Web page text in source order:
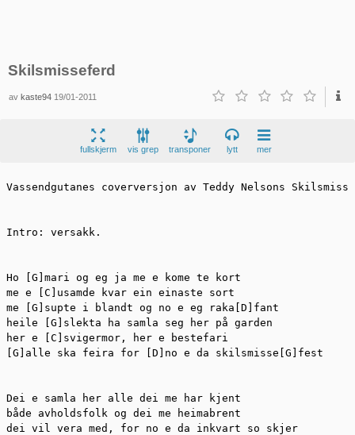
Skilsmisseferd
avkaste94 19/01-2011
fullskjerm vis grep transponer lytt mer
Vassendgutanes coverversjon av Teddy Nelsons
Intro: versakk.
Ho [G]mari og eg ja me e kome te kort
me e [C]usamde kvar ein einaste sort
me [G]supte i blandt og no e eg raka[D]fant
heile [G]slekta ha samla seg her på garden
her e [C]svigermor, her e bestefari
[G]alle ska feira for [D]no e da skilsmisse[G]fest
Dei e samla her alle dei me har kjent
både avholdsfolk og dei me heimabrent
dei vil vera med, for no e da inkvart so skjer